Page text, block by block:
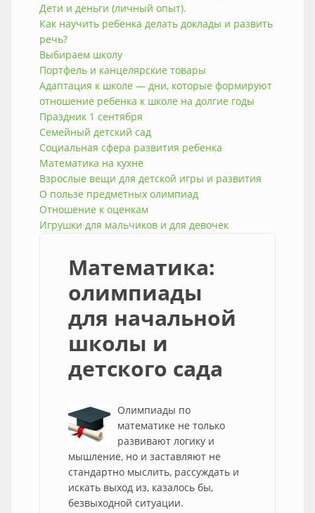
Дети и деньги (личный опыт).
Как научить ребенка делать доклады и развить
речь?
Выбираем школу
Портфель и канцелярские товары
Адаптация к школе — дни, которые формируют
отношение ребенка к школе на долгие годы
Праздник 1 сентября
Семейный детский сад
Социальная сфера развития ребенка
Математика на кухне
Взрослые вещи для детской игры и развития
О пользе предметных олимпиад
Отношение к оценкам
Игрушки для мальчиков и для девочек
Математика:
олимпиады
для начальной
школы и
детского сада
Олимпиады по
математике не только
развивают логику и
мышление, но и заставляют не
стандартно мыслить, рассуждать и
искать выход из, казалось бы,
безвыходной ситуации.